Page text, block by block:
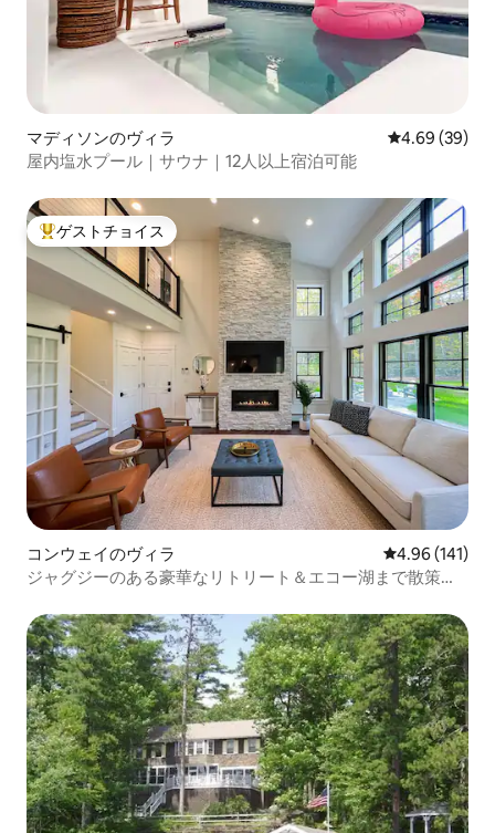
マディソンのヴィラ レビュー39
4.69 (39)
屋内塩水プール｜サウナ｜12人以上宿泊可能
大好評のゲストチョイスです。
ゲストチョイス
コンウェイのヴィラ レビュー141
4.96 (141)
ジャグジーのある豪華なリトリート＆エコー湖まで散策し